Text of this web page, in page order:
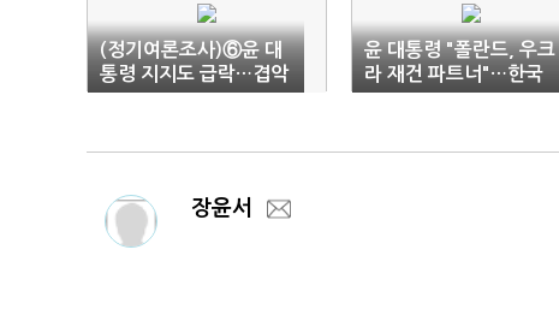
(정기여론조사)⑥윤 대
통령 지지도 급락…겹악
재에 33.4%
윤 대통령 "폴란드, 우크
라 재건 파트너"…한국
무기 추가 구입
장윤서